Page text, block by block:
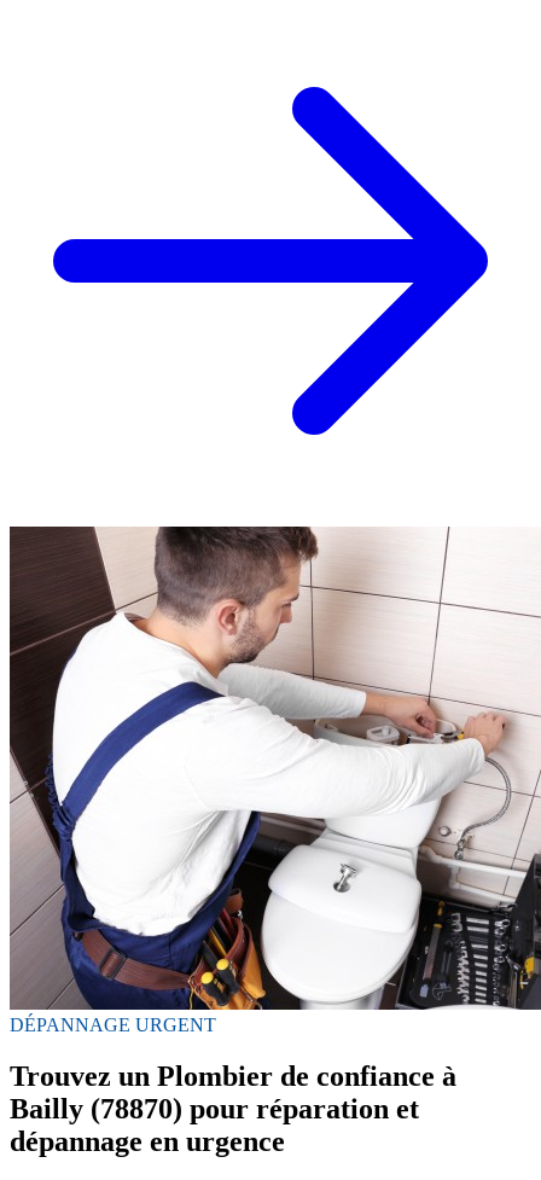
DÉPANNAGE URGENT
Trouvez un Plombier de confiance à
Bailly (78870) pour réparation et
dépannage en urgence